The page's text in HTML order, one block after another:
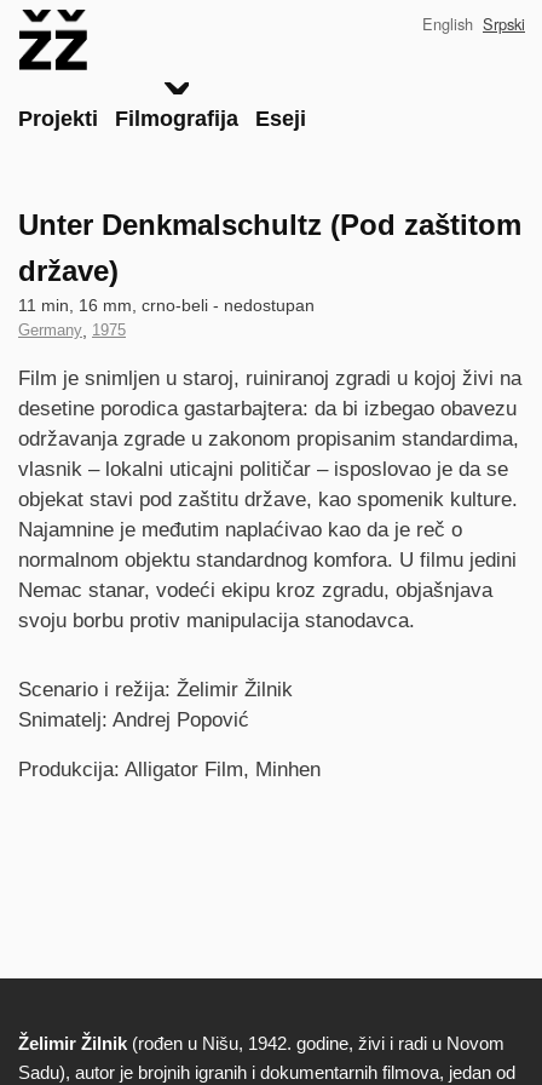
Main
Projekti Filmografija Eseji
English Srpski
Unter Denkmalschultz (Pod zaštitom
države)
Technical
data
11 min, 16 mm, crno-beli - nedostupan
Country
Production
Germany, Year
Production
1975
Synopsis
Film je snimljen u staroj, ruiniranoj zgradi u kojoj živi na
desetine porodica gastarbajtera: da bi izbegao obavezu
održavanja zgrade u zakonom propisanim standardima,
vlasnik – lokalni uticajni političar – isposlovao je da se
objekat stavi pod zaštitu države, kao spomenik kulture.
Najamnine je međutim naplaćivao kao da je reč o
normalnom objektu standardnog komfora. U filmu jedini
Nemac stanar, vodeći ekipu kroz zgradu, objašnjava
svoju borbu protiv manipulacija stanodavca.
Credits
Scenario i režija: Želimir Žilnik
Snimatelj: Andrej Popović
Produkcija: Alligator Film, Minhen
Biografija
Želimir Žilnik (rođen u Nišu, 1942. godine, živi i radi u Novom
Sadu), autor je brojnih igranih i dokumentarnih filmova, jedan od